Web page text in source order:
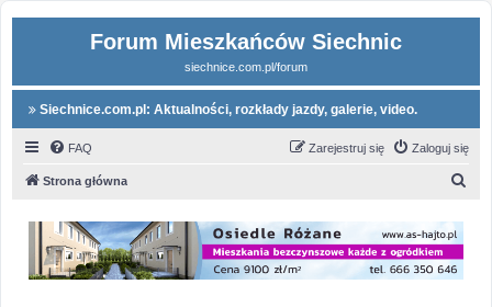
Forum Mieszkańców Siechnic
siechnice.com.pl/forum
Siechnice.com.pl: Aktualności, rozkłady jazdy, galerie, video.
FAQ Zaloguj się
Zarejestruj się
Strona główna